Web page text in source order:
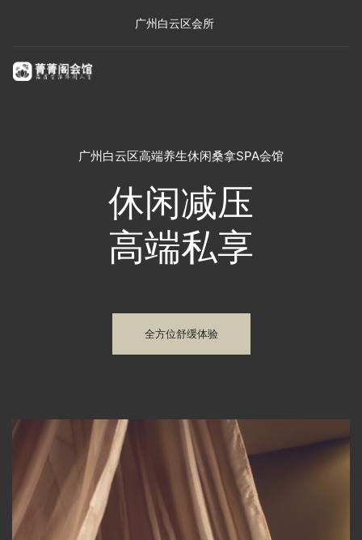
广州白云区会所
广州白云区高端养生休闲桑拿SPA会馆
休闲减压
高端私享
全方位舒缓体验